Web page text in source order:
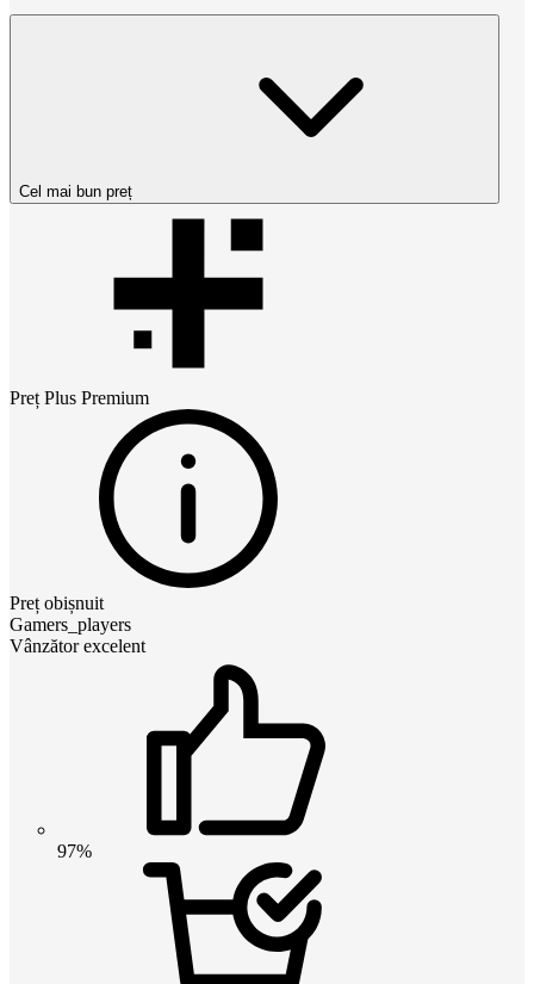
Cel mai bun preț
Preț Plus Premium
Preț obișnuit
Gamers_players
Vânzător excelent
97%